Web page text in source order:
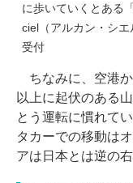
に歩いていくとある
ciel（アルカン・シエ
受付
ちなみに、空港か
以上に起伏のある
とう運転に慣れて
タカーでの移動は
アは日本とは逆の